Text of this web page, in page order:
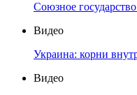
Союзное
Видео
Украина: корни
Видео